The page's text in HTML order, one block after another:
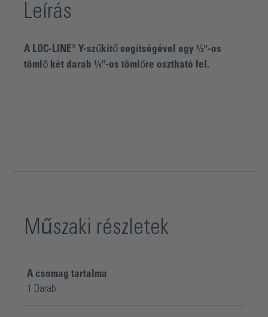
Leírás
A LOC-LINE® Y-szűkítő segítségével egy ½"-os
tömlő két darab ¼"-os tömlőre osztható fel.
Műszaki részletek
A csomag tartalma
1 Darab